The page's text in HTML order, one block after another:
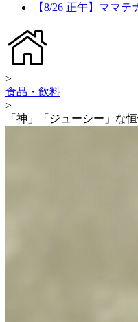
【8/26 正午】ママ
>
食品・飲料
>
「神」「ジューシー」な